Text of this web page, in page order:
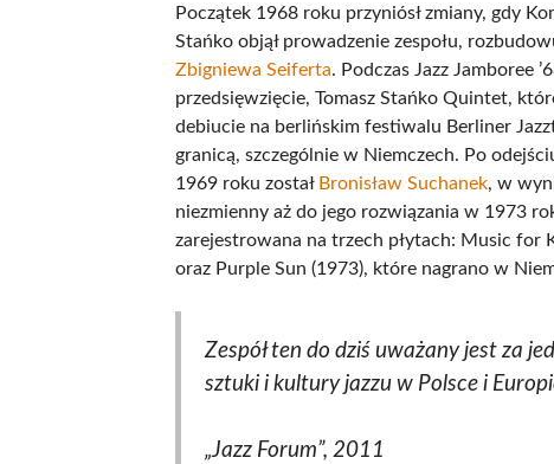
Początek 1968 roku przyniósł zmiany, gdy
Stańko objął prowadzenie zespołu,
Zbigniewa Seiferta. Podczas Jazz Jamboree
przedsięwzięcie, Tomasz Stańko Quintet,
debiucie na berlińskim festiwalu Berliner
granicą, szczególnie w Niemczech. Po
1969 roku został Bronisław Suchanek, w
niezmienny aż do jego rozwiązania w 1973
zarejestrowana na trzech płytach: Music for
oraz Purple Sun (1973), które nagrano w
Zespół ten do dziś uważany jest za
sztuki i kultury jazzu w Polsce i
„Jazz Forum”, 2011